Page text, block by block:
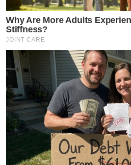
Why Are More Adults
Stiffness?
JOINT CARE